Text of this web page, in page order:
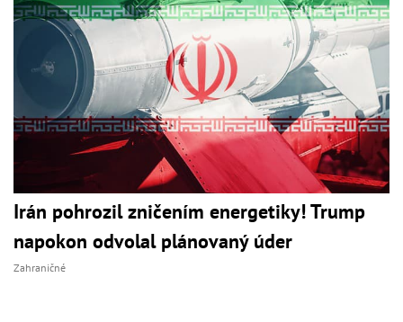
Irán pohrozil zničením energetiky! Trump
napokon odvolal plánovaný úder
Zahraničné